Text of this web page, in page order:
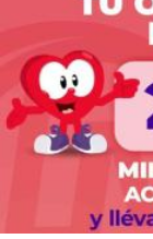
c
o
m
p
a
r